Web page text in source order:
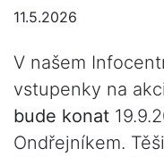
11.5.2026
V našem
vstupenky na
bude konat
Ondřejníkem.